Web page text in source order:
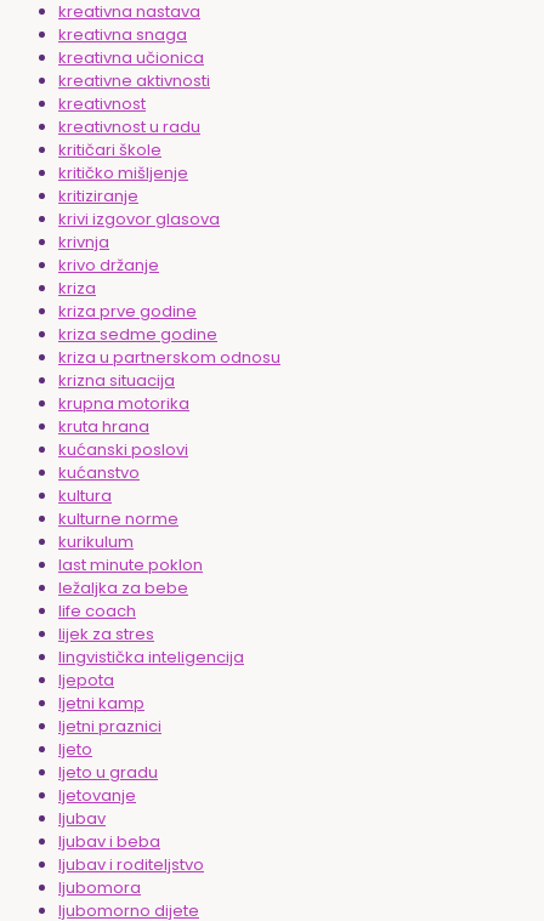
kreativna nastava
kreativna snaga
kreativna učionica
kreativne aktivnosti
kreativnost
kreativnost u radu
kritičari škole
kritičko mišljenje
kritiziranje
krivi izgovor glasova
krivnja
krivo držanje
kriza
kriza prve godine
kriza sedme godine
kriza u partnerskom odnosu
krizna situacija
krupna motorika
kruta hrana
kućanski poslovi
kućanstvo
kultura
kulturne norme
kurikulum
last minute poklon
ležaljka za bebe
life coach
lijek za stres
lingvistička inteligencija
ljepota
ljetni kamp
ljetni praznici
ljeto
ljeto u gradu
ljetovanje
ljubav
ljubav i beba
ljubav i roditeljstvo
ljubomora
ljubomorno dijete